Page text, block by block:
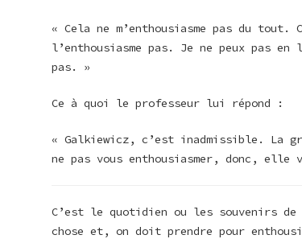
« Cela ne m’enthousiasme pas du
l’enthousiasme pas. Je ne peux pas
pas. »
Ce à quoi le professeur lui répond :
« Galkiewicz, c’est inadmissible. La
ne pas vous enthousiasmer, donc, elle
C’est le quotidien ou les souvenirs
chose et, on doit prendre pour